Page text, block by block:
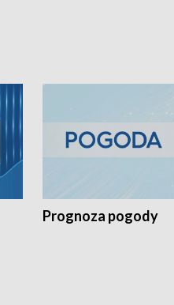
Prognoza pogody